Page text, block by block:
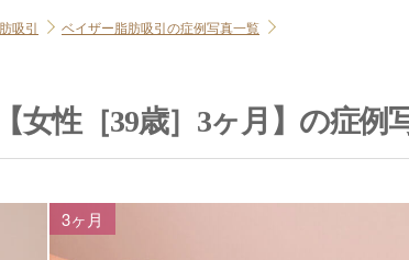
吸引
ベイザー脂肪吸引の症例写真一覧
女性［39歳］3ヶ月】の症例
3ヶ月